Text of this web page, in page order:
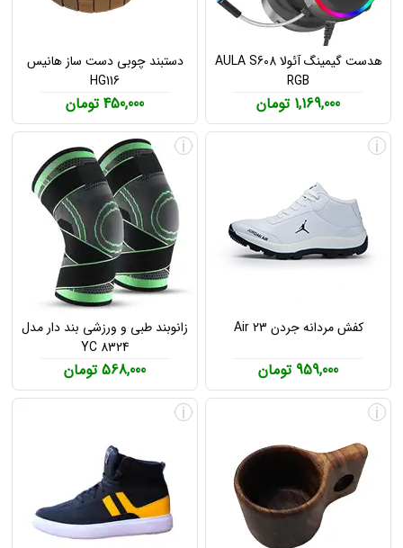
هدست گیمینگ آئولا AULA S608
RGB
1,169,000 تومان
دستبند چوبی دست ساز هانیس
HG116
450,000 تومان
کفش مردانه جردن Air 23
959,000 تومان
i
زانوبند طبی و ورزشی بند دار مدل
YC 8324
568,000 تومان
i
i
i